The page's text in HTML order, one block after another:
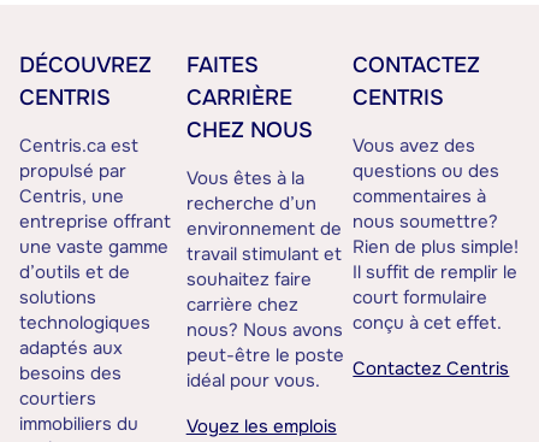
DÉCOUVREZ
CENTRIS
Centris.ca est
propulsé par
Centris, une
entreprise offrant
une vaste gamme
d’outils et de
solutions
technologiques
adaptés aux
besoins des
courtiers
immobiliers du
FAITES
CARRIÈRE
CHEZ NOUS
Vous êtes à la
recherche d’un
environnement de
travail stimulant et
souhaitez faire
carrière chez
nous? Nous avons
peut-être le poste
idéal pour vous.
Voyez les emplois
CONTACTEZ
CENTRIS
Vous avez des
questions ou des
commentaires à
nous soumettre?
Rien de plus simple!
Il suffit de remplir le
court formulaire
conçu à cet effet.
Contactez Centris